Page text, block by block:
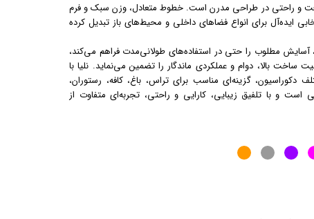
و راحتی در طراحی مدرن است. خطوط متعادل، وزن سبک و فرم
ایده‌آل برای انواع فضاهای داخلی و محیط‌های باز تبدیل کرده
مطلوب را حتی در استفاده‌های طولانی‌مدت فراهم می‌کند،
بالا، دوام و عملکردی ماندگار را تضمین می‌نماید. نلیا با
گزینه‌ای مناسب برای تراس، باغ، کافه، رستوران،
و با تلفیق زیبایی، کارایی و راحتی، تجربه‌ای متفاوت از